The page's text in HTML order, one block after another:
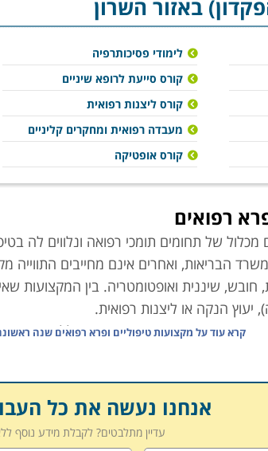
באזור השרון
לימודי פסיכותרפיה
קורס סייעת לרופא שיניים
קורס ליצנות רפואית
מעבדה רפואית ומחקרים קליניים
קורס אופטיקה
רפואים
מכלול של תחומים תומכי רפואה ונלווים לה
הבריאות, ואחרים אינם מחייבים התווייה
שיננית ואופטומטריה. בין המקצועות
יעוץ הנקה או ליצנות רפואית.
תחום הרפואה והבריאות ככלל הוא יציב
תוכלו למצוא לא מעט קטגוריות מקצועיות
יציב ומכניס.
קרא עוד על מקצועות טיפוליים ופרא רפואים שנה
אנחנו נעשה את כל
עדיין מתלבטים? לקבלת מידע נוסף